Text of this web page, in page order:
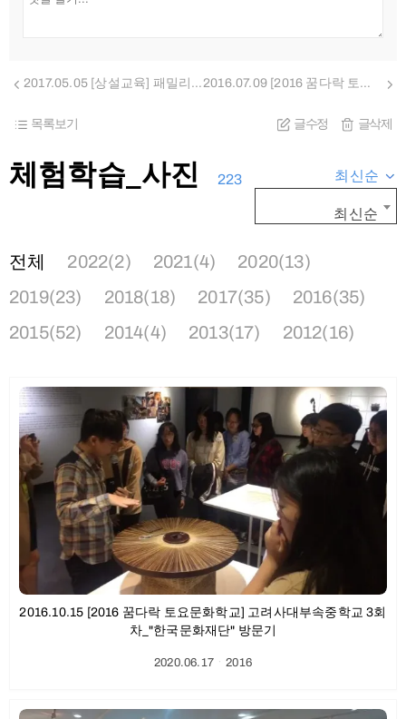
2017.05.05 [상설교육] 패밀리 월드! 고마움을 전해요. "한지카네이션 &석고방향제" 선물 만들기 2016.07.09 [2016 꿈다락 토요문화학교] 미술관 속 감성여행, 한지로 만나는 전통공예 이야기 어린이프로그램
목록보기 글수정 글삭제
체험학습_사진 223 최신순
최신순
전체 2022(2) 2021(4)
2020(13)
2019(23)
2018(18) 2017(35)
2016(35)
2015(52)
2014(4) 2013(17) 2012(16)
2016.10.15 [2016 꿈다락 토요문화학교] 고려사대부속중학교 3회
차_"한국문화재단" 방문기
2020.06.17ㆍ2016